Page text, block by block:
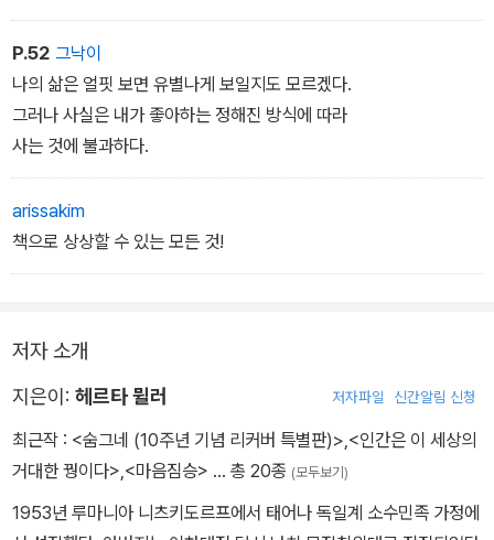
어내기도 하고, 그림 속의 사람과 책을 작가 자신으로 치환하기도 한
다.
르네 마그리트를 연상시키는 이 그림들과 따라붙은 조그만 에세이들
아낀다는 사람이라면 자신과 책의 '은밀한 관계'에 대한 비유를 그림
속에서 발견할 지도 모른다.
마침내 나는 그 책을 다 읽었다. 하지만 나는 그렇게 다 .읽고 나서도
여전히 문제점들이 풀리지 않고 있다는 점을 인정해야 했다.
내가 생각하기에 그 답은 내가 책상에 앉았을 때 옆의 바닥에 놓아두
었던 제 2권 속에 있는 것으로 보였다. 세월이 지나면서 책들은 그런
식으로 점점 더 높이 쌓여갔다. 이제 그 책 더미는 하늘에까지 별에까
지 닿고 있다. 그러니 내가 천사라 할지라도 그 기둥들의 제일 아래쪽
에 어떻게 닿을 것인가?
그것들을 한 권 한 권 나르자면 인간인 내가 얼마나 많은 생을 소비해
시 한번 처음부터 읽을 것이다.
P.52 그낙이
나의 삶은 얼핏 보면 유별나게 보일지도 모르겠다.
그러나 사실은 내가 좋아하는 정해진 방식에 따라
사는 것에 불과하다.
arissakim
책으로 상상할 수 있는 모든 것!
저자 소개
지은이: 헤르타 뮐러 저자파일 신간알림 신청
최근작 : <숨그네 (10주년 기념 리커버 특별판)> <인간은 이 세상의
거대한 꿩이다> <마음짐승> … 총 20종 (모두보기)
1953년 루마니아 니츠키도르프에서 태어나 독일계 소수민족 가정에